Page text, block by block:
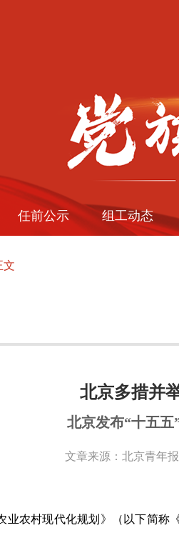
任前公示 组工动态
文
北京多措并
北京发布“十五五
文章来源：北京青
业农村现代化规划》（以下简